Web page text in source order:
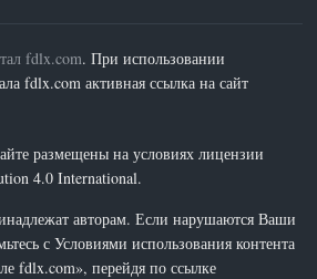
fdlx.com. При использовании
fdlx.com активная ссылка на сайт
размещены на условиях лицензии
4.0 International.
авторам. Если нарушаются Ваши
с Условиями использования контента
fdlx.com», перейдя по ссылке